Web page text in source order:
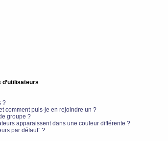
d’utilisateurs
?
comment puis-je en rejoindre un ?
groupe ?
apparaissent dans une couleur différente ?
par défaut” ?